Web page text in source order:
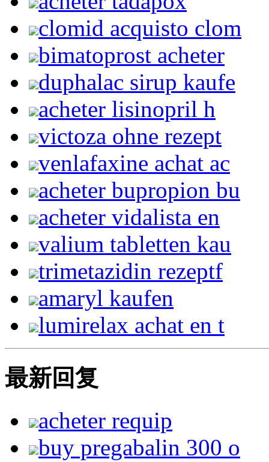
clomid acquisto clom
bimatoprost acheter
duphalac sirup kaufe
acheter lisinopril h
victoza ohne rezept
venlafaxine achat ac
acheter bupropion bu
acheter vidalista en
valium tabletten kau
trimetazidin rezeptf
amaryl kaufen
lumirelax achat en t
最新回复
acheter requip
buy pregabalin 300 o